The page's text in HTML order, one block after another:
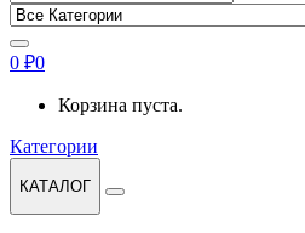
0 ₽0
Корзина пуста.
Категории
КАТАЛОГ